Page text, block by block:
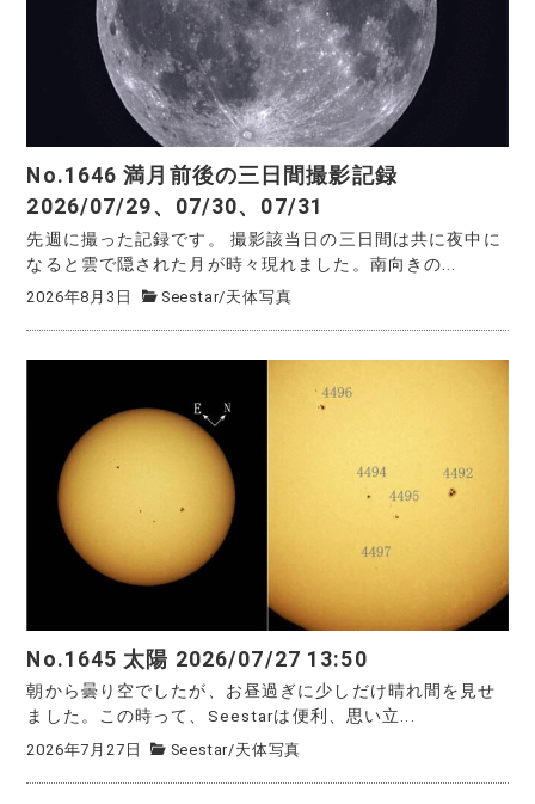
No.1646 満月前後の三日間撮影記録
2026/07/29、07/30、07/31
先週に撮った記録です。 撮影該当日の三日間は共に夜中に
なると雲で隠された月が時々現れました。南向きの...
2026年8月3日 Seestar/天体写真
No.1645 太陽 2026/07/27 13:50
朝から曇り空でしたが、お昼過ぎに少しだけ晴れ間を見せ
ました。この時って、Seestarは便利、思い立...
2026年7月27日 Seestar/天体写真